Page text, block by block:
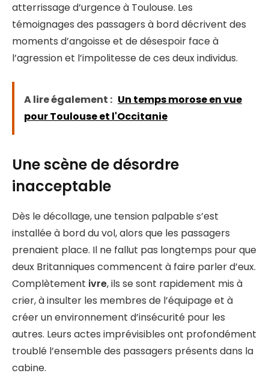
atterrissage d’urgence à Toulouse. Les
témoignages des passagers à bord décrivent des
moments d’angoisse et de désespoir face à
l’agression et l’impolitesse de ces deux individus.
A lire également : Un temps morose en vue
pour Toulouse et l'Occitanie
Une scène de désordre
inacceptable
Dès le décollage, une tension palpable s’est
installée à bord du vol, alors que les passagers
prenaient place. Il ne fallut pas longtemps pour que
deux Britanniques commencent à faire parler d’eux.
Complètement ivre, ils se sont rapidement mis à
crier, à insulter les membres de l’équipage et à
créer un environnement d’insécurité pour les
autres. Leurs actes imprévisibles ont profondément
troublé l’ensemble des passagers présents dans la
cabine.